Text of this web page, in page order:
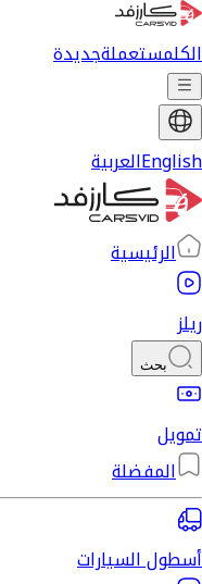
الكلمستعملةجديدة
Englishالعربية
الرئيسية
ريلز
بحث
تمويل
المفضلة
أسطول السيارات